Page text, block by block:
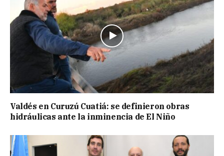
Valdés en Curuzú Cuatiá: se definieron obras
hidráulicas ante la inminencia de El Niño